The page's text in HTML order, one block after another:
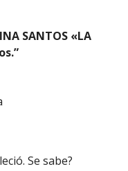
SANTOS «LA
”
Se sabe?